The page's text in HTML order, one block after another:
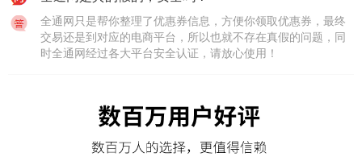
全通网只是帮你整理了优惠券信息，方便你领取优惠券，最终
交易还是到对应的电商平台，所以也就不存在真假的问题，同
时全通网经过各大平台安全认证，请放心使用！